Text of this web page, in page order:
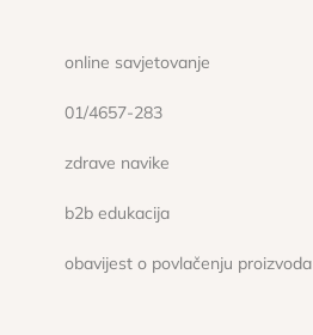
online savjetovanje
01/4657-283
zdrave navike
b2b edukacija
obavijest o povlačenju proizvoda